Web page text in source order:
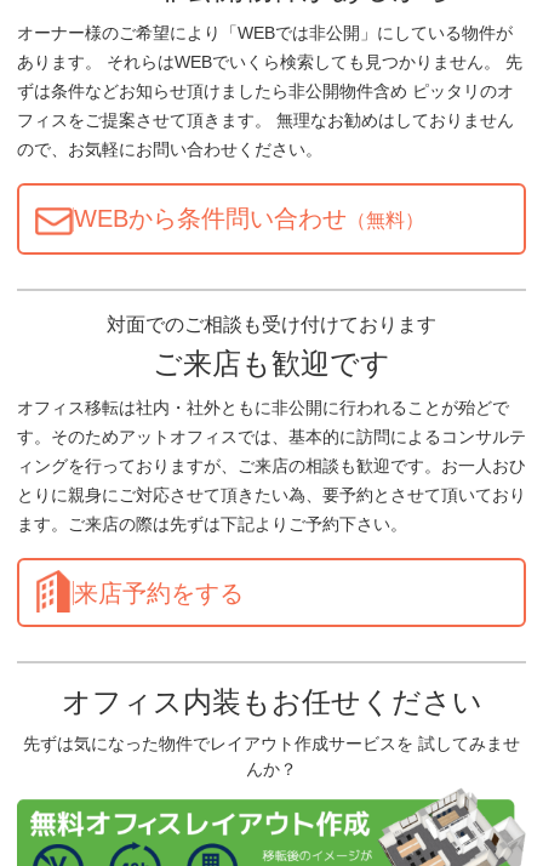
オーナー様のご希望により「WEBでは非公開」にしている物件が
あります。 それらはWEBでいくら検索しても見つかりません。 先
ずは条件などお知らせ頂けましたら非公開物件含め ピッタリのオ
フィスをご提案させて頂きます。 無理なお勧めはしておりません
ので、お気軽にお問い合わせください。
WEBから条件問い合わせ （無料）
対面でのご相談も受け付けております
ご来店も歓迎です
オフィス移転は社内・社外ともに非公開に行われることが殆どで
す。そのためアットオフィスでは、基本的に訪問によるコンサルテ
ィングを行っておりますが、ご来店の相談も歓迎です。お一人おひ
とりに親身にご対応させて頂きたい為、要予約とさせて頂いており
ます。ご来店の際は先ずは下記よりご予約下さい。
来店予約をする
オフィス内装もお任せください
先ずは気になった物件でレイアウト作成サービスを 試してみませ
んか？